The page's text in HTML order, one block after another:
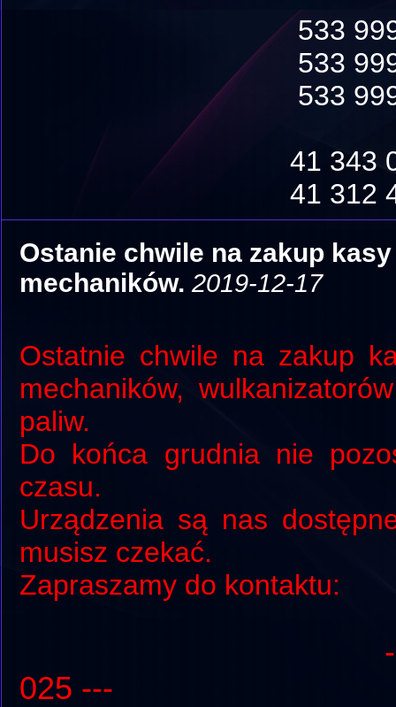
533 999
533 999
533 999
41 343 06
41 312 44
Ostanie chwile na zakup
mechaników. 2019-12-17
Ostatnie chwile na zakup
mechaników,
paliw.
Do końca grudnia nie
czasu.
Urządzenia są nas
musisz czekać.
Zapraszamy do kontaktu:
025 ---